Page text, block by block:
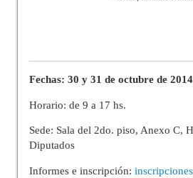
Fechas: 30 y 31 de octubre de 2014
Horario: de 9 a 17 hs.
Sede: Sala del 2do. piso, Anexo C,
Diputados
Informes e inscripción: